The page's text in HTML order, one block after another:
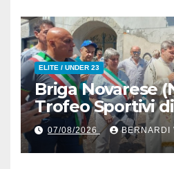
ELITE / UNDER 23
Briga Novarese
Trofeo Sportivi
Nicolò Arrighetti
il Re del Muro di
Colombano
07/08/2026 BERNARDI